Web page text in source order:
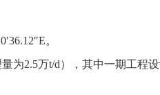
。
量为2.5万t/d），其中一期工程